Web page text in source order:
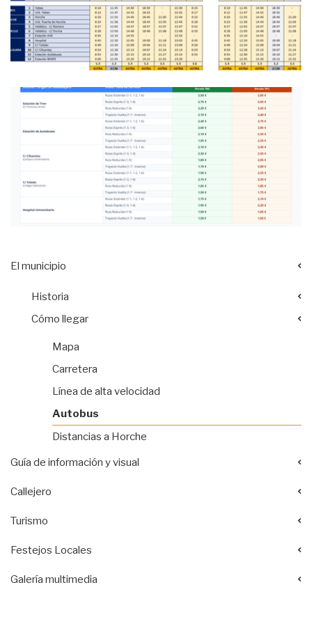
El municipio
Historia
Cómo llegar
Mapa
Carretera
Línea de alta velocidad
Autobus
Distancias a Horche
Guía de información y visual
Callejero
Turismo
Festejos Locales
Galería multimedia